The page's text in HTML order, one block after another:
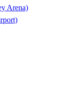
Arena)